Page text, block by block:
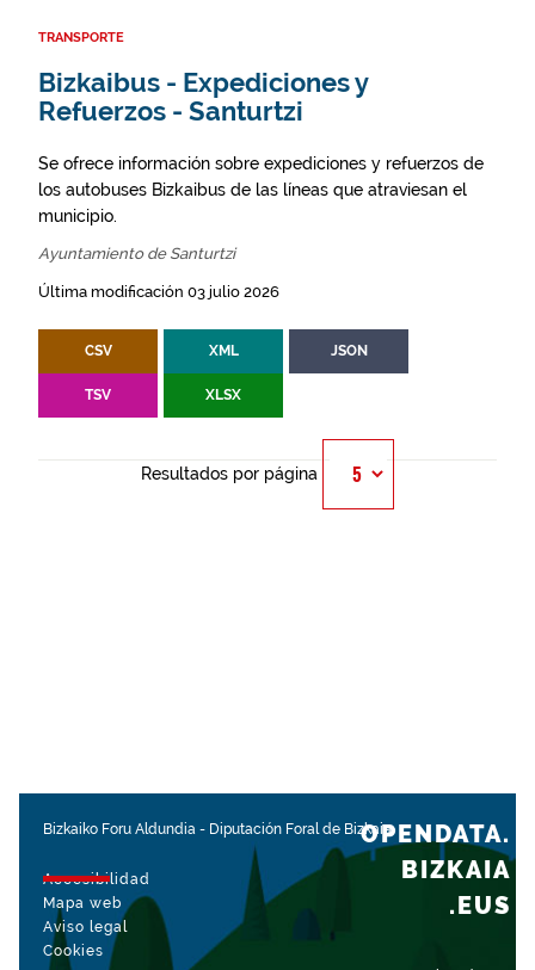
TRANSPORTE
Bizkaibus - Expediciones y
Refuerzos - Santurtzi
Se ofrece información sobre expediciones y refuerzos de
los autobuses Bizkaibus de las líneas que atraviesan el
municipio.
Ayuntamiento de Santurtzi
Última modificación 03 julio 2026
CSV XML JSON
TSV XLSX
Resultados por página
Bizkaiko Foru Aldundia - Diputación Foral de Bizkaia
Accesibilidad
Mapa web
Aviso legal
Cookies
OPENDATA.
BIZKAIA
.EUS